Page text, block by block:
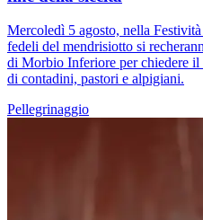
Mercoledì 5 agosto, nella
fedeli del mendrisiotto si
di Morbio Inferiore per chiedere
di contadini, pastori e alpigiani.
Pellegrinaggio